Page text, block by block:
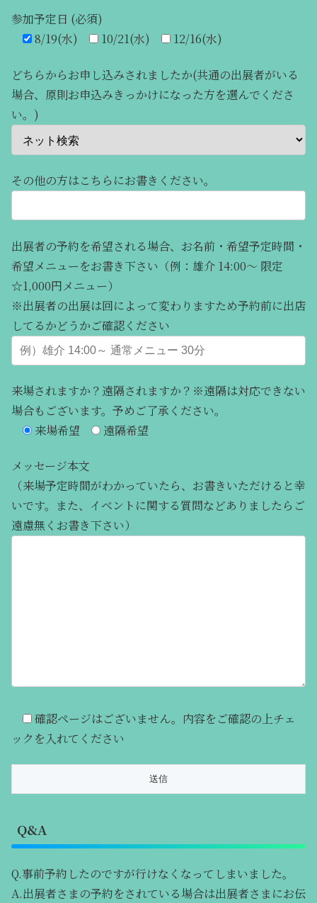
参加予定日 (必須)
8/19(水)
10/21(水) 12/16(水)
どちらからお申し込みされましたか(共通の出展者がいる
場合、原則お申込みきっかけになった方を選んでくださ
い。)
その他の方はこちらにお書きください。
出展者の予約を希望される場合、お名前・希望予定時間・
希望メニューをお書き下さい（例：雄介 14:00～ 限定
☆1,000円メニュー）
※出展者の出展は回によって変わりますため予約前に出店
してるかどうかご確認ください
来場されますか？遠隔されますか？※遠隔は対応できない
場合もございます。予めご了承ください。
来場希望
遠隔希望
メッセージ本文
（来場予定時間がわかっていたら、お書きいただけると幸
いです。また、イベントに関する質問などありましたらご
遠慮無くお書き下さい）
確認ページはございません。内容をご確認の上チェ
ックを入れてください
Q&A
Q.事前予約したのですが行けなくなってしまいました。
A.出展者さまの予約をされている場合は出展者さまにお伝